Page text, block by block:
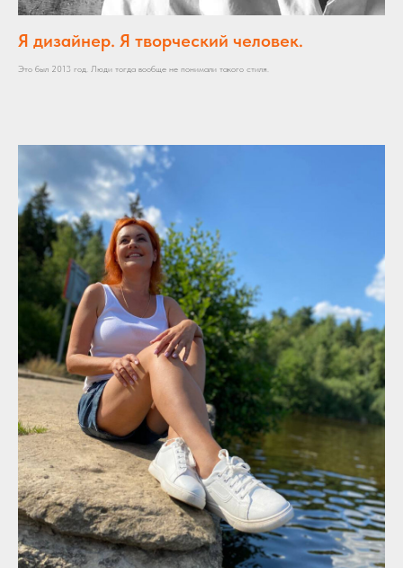
Я дизайнер. Я творческий человек.
Это был 2013 год. Люди тогда вообще не понимали такого стиля.